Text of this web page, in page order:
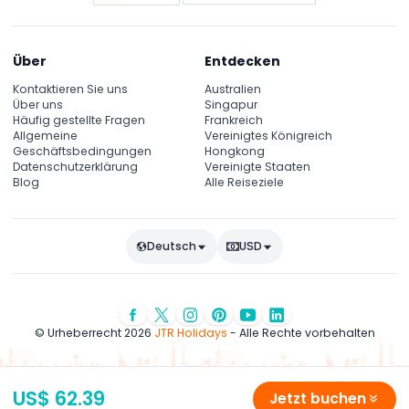
US$ 62.39 Jetzt buchen
Über
Kontaktieren Sie uns
Über uns
Häufig gestellte Fragen
Allgemeine
Geschäftsbedingungen
Datenschutzerklärung
Blog
Entdecken
Australien
Singapur
Frankreich
Vereinigtes Königreich
Hongkong
Vereinigte Staaten
Alle Reiseziele
Deutsch USD
© Urheberrecht 2026 JTR Holidays - Alle Rechte vorbehalten